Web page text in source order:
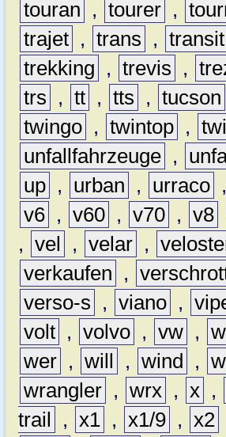
touran , tourer ,
trajet , trans , transit
trekking
, trevis ,
trs
, tt , tts , tucson
twingo , twintop ,
unfallfahrzeuge ,
up , urban , urraco ,
v6 , v60 , v70 , v8
, vel , velar ,
verkaufen
,
verso-s
, viano ,
volt , volvo , vw , w
wer , will , wind ,
wrangler , wrx , x ,
trail
, x1 , x1/9 , x2